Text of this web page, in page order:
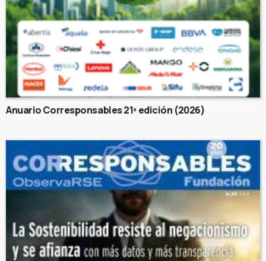
Anuario Corresponsables 21ª edición (2026)